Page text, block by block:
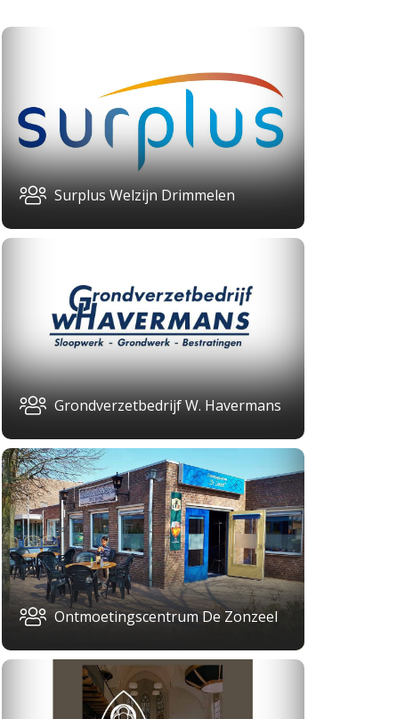
Surplus Welzijn Drimmelen
Grondverzetbedrijf W. Havermans
Ontmoetingscentrum De Zonzeel